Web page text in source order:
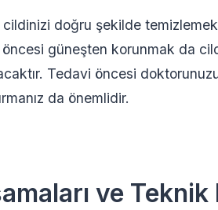
doğru şekilde
güneşten korunmak da
Tedavi öncesi
da önemlidir.
ve